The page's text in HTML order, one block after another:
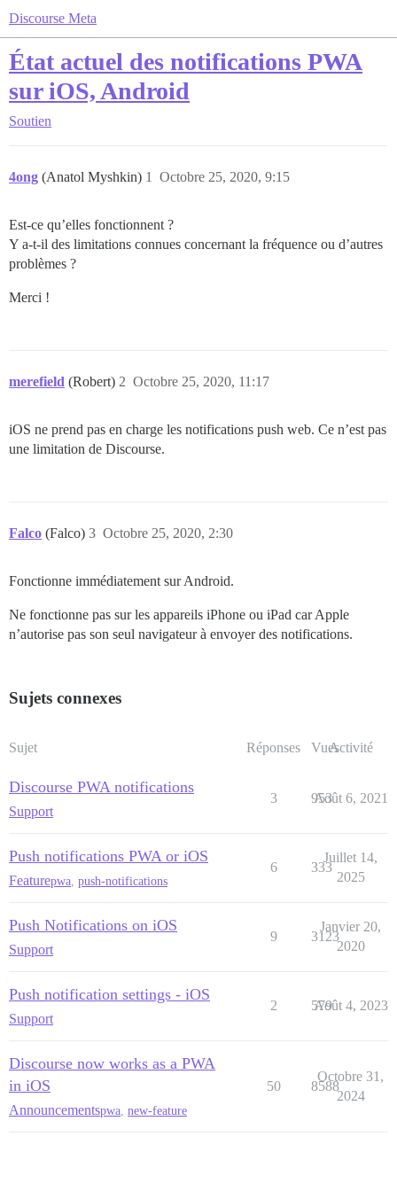
Discourse Meta
État actuel des notifications PWA
sur iOS, Android
Soutien
4ong (Anatol Myshkin) Octobre 25, 2020, 9:15
1
Est-ce qu’elles fonctionnent ?
Y a-t-il des limitations connues concernant la fréquence ou d’autres
problèmes ?
Merci !
merefield (Robert) Octobre 25, 2020, 11:17
2
iOS ne prend pas en charge les notifications push web. Ce n’est pas
une limitation de Discourse.
Falco (Falco) Octobre 25, 2020, 2:30
3
Fonctionne immédiatement sur Android.
Ne fonctionne pas sur les appareils iPhone ou iPad car Apple
n’autorise pas son seul navigateur à envoyer des notifications.
Sujets connexes
Sujet Réponses VuesActivité
Discourse PWA notifications
Support
3 953
Août 6, 2021
Push notifications PWA or iOS
Featurepwa push-notifications
6 333
Juillet 14,
2025
Push Notifications on iOS
Support
9 3123
Janvier 20,
2020
Push notification settings - iOS
Support
2 579
Août 4, 2023
Discourse now works as a PWA
in iOS
Announcementspwa new-feature
50 8588
Octobre 31,
2024